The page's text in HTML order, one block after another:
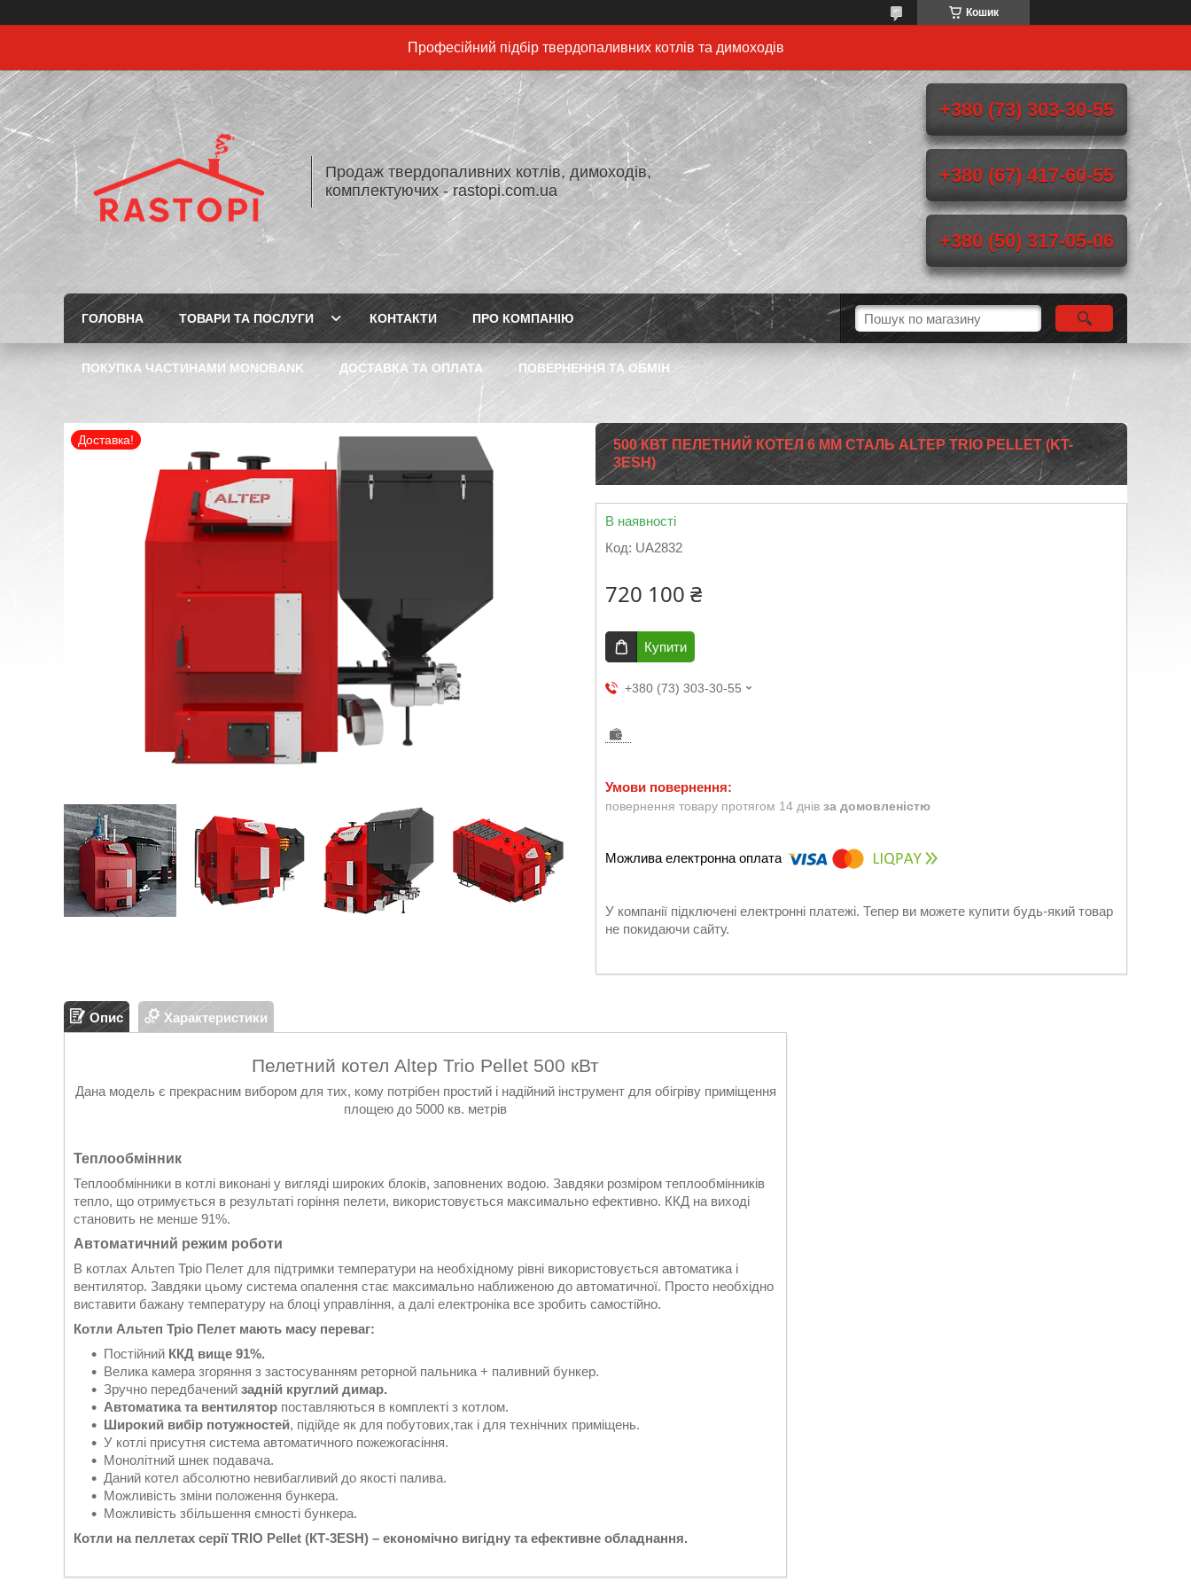
Кошик
Професійний підбір твердопаливних котлів та димоходів
Продаж твердопаливних котлів, димоходів,
комплектуючих - rastopi.com.ua
+380 (73) 303-30-55
+380 (67) 417-60-55
+380 (50) 317-05-06
ГОЛОВНА ТОВАРИ ТА ПОСЛУГИ КОНТАКТИ ПРО КОМПАНІЮ
ПОКУПКА ЧАСТИНАМИ MONOBANK ДОСТАВКА ТА ОПЛАТА ПОВЕРНЕННЯ ТА ОБМІН
Доставка!
500 КВТ ПЕЛЕТНИЙ КОТЕЛ 6 ММ СТАЛЬ ALTEP TRIO PELLET (KT-
3ESH)
В наявності
Код: UA2832
720 100 ₴
Купити
+380 (73) 303-30-55
повернення товару протягом 14 днів за домовленістю
У компанії підключені електронні платежі. Тепер ви можете купити будь-який товар
не покидаючи сайту.
Опис Характеристики
Пелетний котел Altep Trio Pellet 500 кВт
Дана модель є прекрасним вибором для тих, кому потрібен простий і надійний інструмент для обігріву приміщення
площею до 5000 кв. метрів
Теплообмінник
Теплообмінники в котлі виконані у вигляді широких блоків, заповнених водою. Завдяки розміром теплообмінників
тепло, що отримується в результаті горіння пелети, використовується максимально ефективно. ККД на виході
становить не менше 91%.
Автоматичний режим роботи
В котлах Альтеп Тріо Пелет для підтримки температури на необхідному рівні використовується автоматика і
вентилятор. Завдяки цьому система опалення стає максимально наближеною до автоматичної. Просто необхідно
виставити бажану температуру на блоці управління, а далі електроніка все зробить самостійно.
Котли Альтеп Тріо Пелет мають масу переваг:
Постійний ККД вище 91%.
Велика камера згоряння з застосуванням реторной пальника + паливний бункер.
Зручно передбачений задній круглий димар.
Автоматика та вентилятор поставляються в комплекті з котлом.
Широкий вибір потужностей, підійде як для побутових,так і для технічних приміщень.
У котлі присутня система автоматичного пожежогасіння.
Монолітний шнек подавача.
Даний котел абсолютно невибагливий до якості палива.
Можливість зміни положення бункера.
Можливість збільшення ємності бункера.
Котли на пеллетах серії TRIO Pellet (КТ-3ЕЅН) – економічно вигідну та ефективне обладнання.